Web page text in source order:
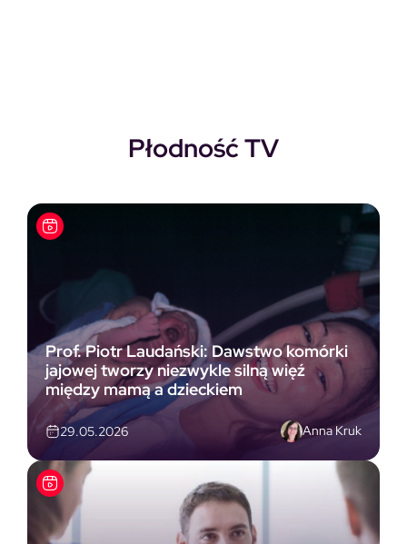
Płodność TV
Prof. Piotr Laudański: Dawstwo komórki
jajowej tworzy niezwykle silną więź
między mamą a dzieckiem
29.05.2026 Anna Kruk